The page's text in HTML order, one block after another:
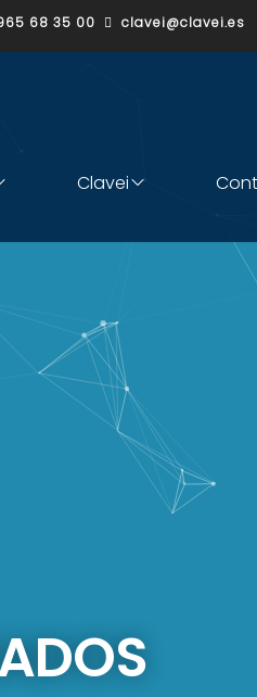
68 35 00  clavei@clavei.es
Clavei